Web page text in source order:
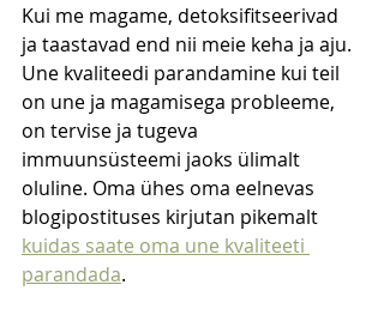
Kui me magame, detoksifitseerivad
ja taastavad end nii meie keha ja aju.
Une kvaliteedi parandamine kui teil
on une ja magamisega probleeme,
on tervise ja tugeva
immuunsüsteemi jaoks ülimalt
oluline. Oma ühes oma eelnevas
blogipostituses kirjutan pikemalt
kuidas saate oma une kvaliteeti
parandada.